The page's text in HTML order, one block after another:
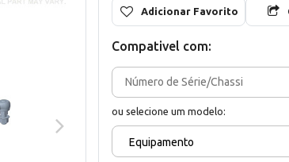
Adicionar Favorito
Compativel com:
ou selecione um modelo:
Equipamento